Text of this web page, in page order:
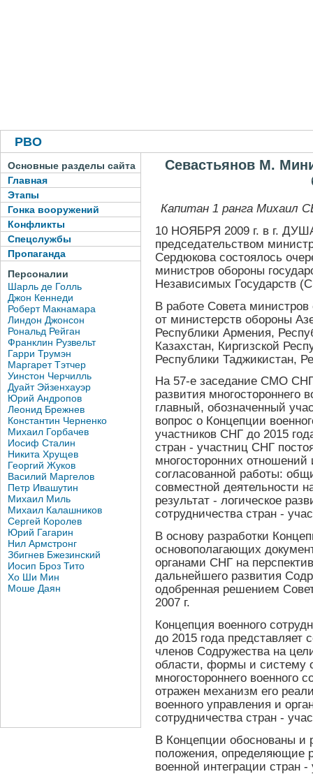
РВО
Основные разделы сайта
Главная
Этапы
Гонка вооружений
Конфликты
Спецслужбы
Пропаганда
Персоналии
Шарль де Голль
Джон Кеннеди
Роберт Макнамара
Линдон Джонсон
Рональд Рейган
Франклин Рузвельт
Гарри Трумэн
Маргарет Тэтчер
Уинстон Черчилль
Дуайт Эйзенхауэр
Юрий Андропов
Леонид Брежнев
Константин Черненко
Михаил Горбачев
Иосиф Сталин
Никита Хрущев
Георгий Жуков
Василий Маргелов
Петр Ивашутин
Михаил Миль
Михаил Калашников
Сергей Королев
Юрий Гагарин
Нил Армстронг
Збигнев Бжезинский
Иосип Броз Тито
Хо Ши Мин
Моше Даян
Севастьянов М.
Капитан 1 ранга
10 НОЯБРЯ 2009 г. в г.
председательством
Сердюкова состоялось
министров обороны
Независимых Государств
В работе Совета
от министерств обороны
Республики Армения,
Казахстан, Киргизской
Республики Таджикистан,
На 57-е заседание СМО
развития многостороннего
главный, обозначенный
вопрос о Концепции
участников СНГ до 2015
стран - участниц СНГ
многосторонних отношений
согласованной работы:
совместной деятельности
результат - логическое
сотрудничества стран -
В основу разработки
основополагающих
органами СНГ на
дальнейшего развития
одобренная решением
2007 г.
Концепция военного
до 2015 года представляет
членов Содружества на
области, формы и систему
многостороннего военного
отражен механизм его
военного управления и
сотрудничества стран -
В Концепции обоснованы и
положения, определяющие
военной интеграции стран